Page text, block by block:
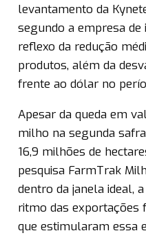
levantamento da
segundo a empresa de
reflexo da redução
produtos, além da
frente ao dólar no
Apesar da queda em
milho na segunda
16,9 milhões de
pesquisa FarmTrak
dentro da janela ideal,
ritmo das exportações
que estimularam essa